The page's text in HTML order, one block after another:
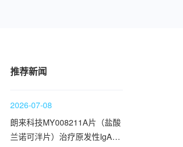
推荐新闻
2026-07-08
朗来科技MY008211A片（盐酸
兰诺可泮片）治疗原发性IgA肾